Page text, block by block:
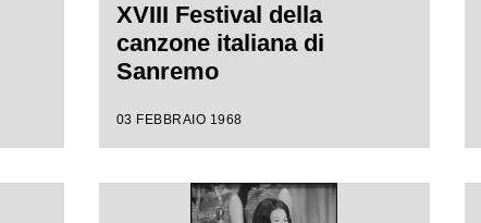
XVIII Festival della
canzone italiana di
Sanremo
03 FEBBRAIO 1968